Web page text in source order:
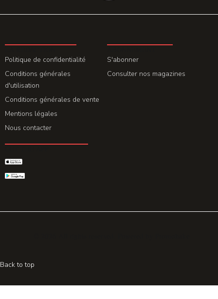
Politique de confidentialité
Conditions générales
d'utilisation
Conditions générales de vente
Mentions légales
Nous contacter
S'abonner
Consulter nos magazines
Back to top